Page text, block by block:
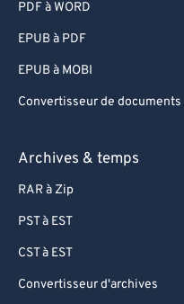
PDF à WORD
EPUB à PDF
EPUB à MOBI
Convertisseur de documents
Archives & temps
RAR à Zip
PST à EST
CST à EST
Convertisseur d'archives